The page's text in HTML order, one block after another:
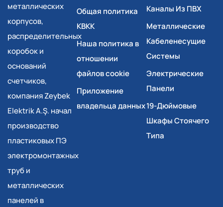
металлических
корпусов,
распределительных
коробок и
оснований
счетчиков,
компания Zeybek
Elektrik A.Ş. начал
производство
пластиковых ПЭ
электромонтажных
труб и
металлических
панелей в
Общая политика
КВКК
Наша политика в
отношении
файлов cookie
Приложение
владельца данных
Каналы Из ПВХ
Металлические
Кабеленесущие
Системы
Электрические
Панели
19-Дюймовые
Шкафы Стоячего
Типа